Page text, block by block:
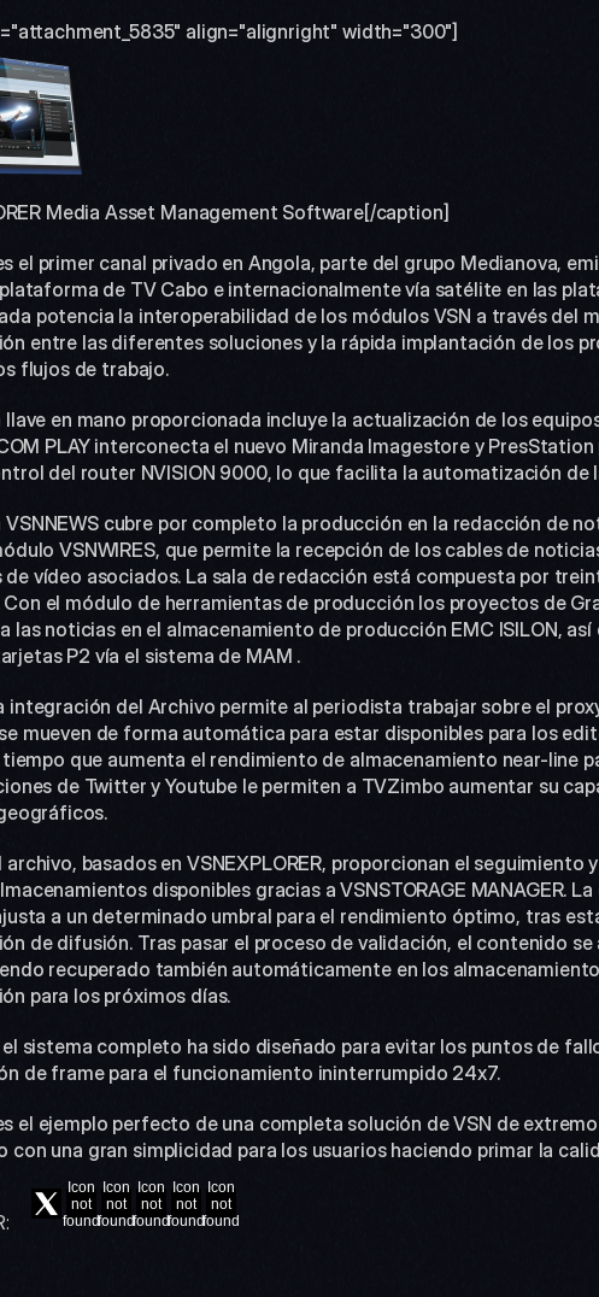
align="alignright" width="300"]
Media Asset Management Software[/caption]
el primer canal privado en Angola, parte del grupo Medianova,
de TV Cabo e internacionalmente vía satélite en las
potencia la interoperabilidad de los módulos VSN a través del
entre las diferentes soluciones y la rápida implantación de los
flujos de trabajo.
en mano proporcionada incluye la actualización de los
PLAY interconecta el nuevo Miranda Imagestore y
del router NVISION 9000, lo que facilita la automatización de
VSNNEWS cubre por completo la producción en la redacción de
VSNWIRES, que permite la recepción de los cables de
vídeo asociados. La sala de redacción está compuesta por
Con el módulo de herramientas de producción los proyectos de
las noticias en el almacenamiento de producción EMC ISILON,
P2 vía el sistema de MAM .
integración del Archivo permite al periodista trabajar sobre el
mueven de forma automática para estar disponibles para los
que aumenta el rendimiento de almacenamiento near-line
de Twitter y Youtube le permiten a TVZimbo aumentar su
archivo, basados en VSNEXPLORER, proporcionan el
disponibles gracias a VSNSTORAGE MANAGER.
a un determinado umbral para el rendimiento óptimo, tras
de difusión. Tras pasar el proceso de validación, el contenido
recuperado también automáticamente en los
para los próximos días.
sistema completo ha sido diseñado para evitar los puntos de
de frame para el funcionamiento ininterrumpido 24x7.
el ejemplo perfecto de una completa solución de VSN de
con una gran simplicidad para los usuarios haciendo primar la
Icon
not
found
Icon
not
found
Icon
not
found
Icon
not
found
Icon
not
found